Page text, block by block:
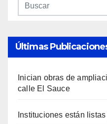
Últimas
Inician obras de
calle El Sauce
Instituciones están